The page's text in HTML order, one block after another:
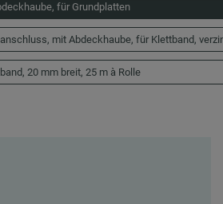
für Grundplatten
mit Abdeckhaube, für Klettband,
20 mm breit, 25 m à Rolle